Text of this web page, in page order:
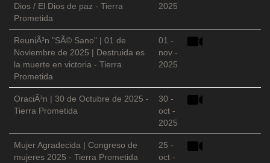
Dios / El Dios de paz - Tierra
Prometida
2025
ReuniÃ³n "SÃ© Sano" | 01 de
Noviembre de 2025 | Destruida es
la muerte en victoria - Tierra
Prometida
01 -
nov -
2025
OraciÃ³n | 30 de Octubre de 2025 -
Tierra Prometida
30 -
oct -
2025
Mujer Agradecida | Congreso de
mujeres 2025 - Tierra Prometida
25 -
oct -